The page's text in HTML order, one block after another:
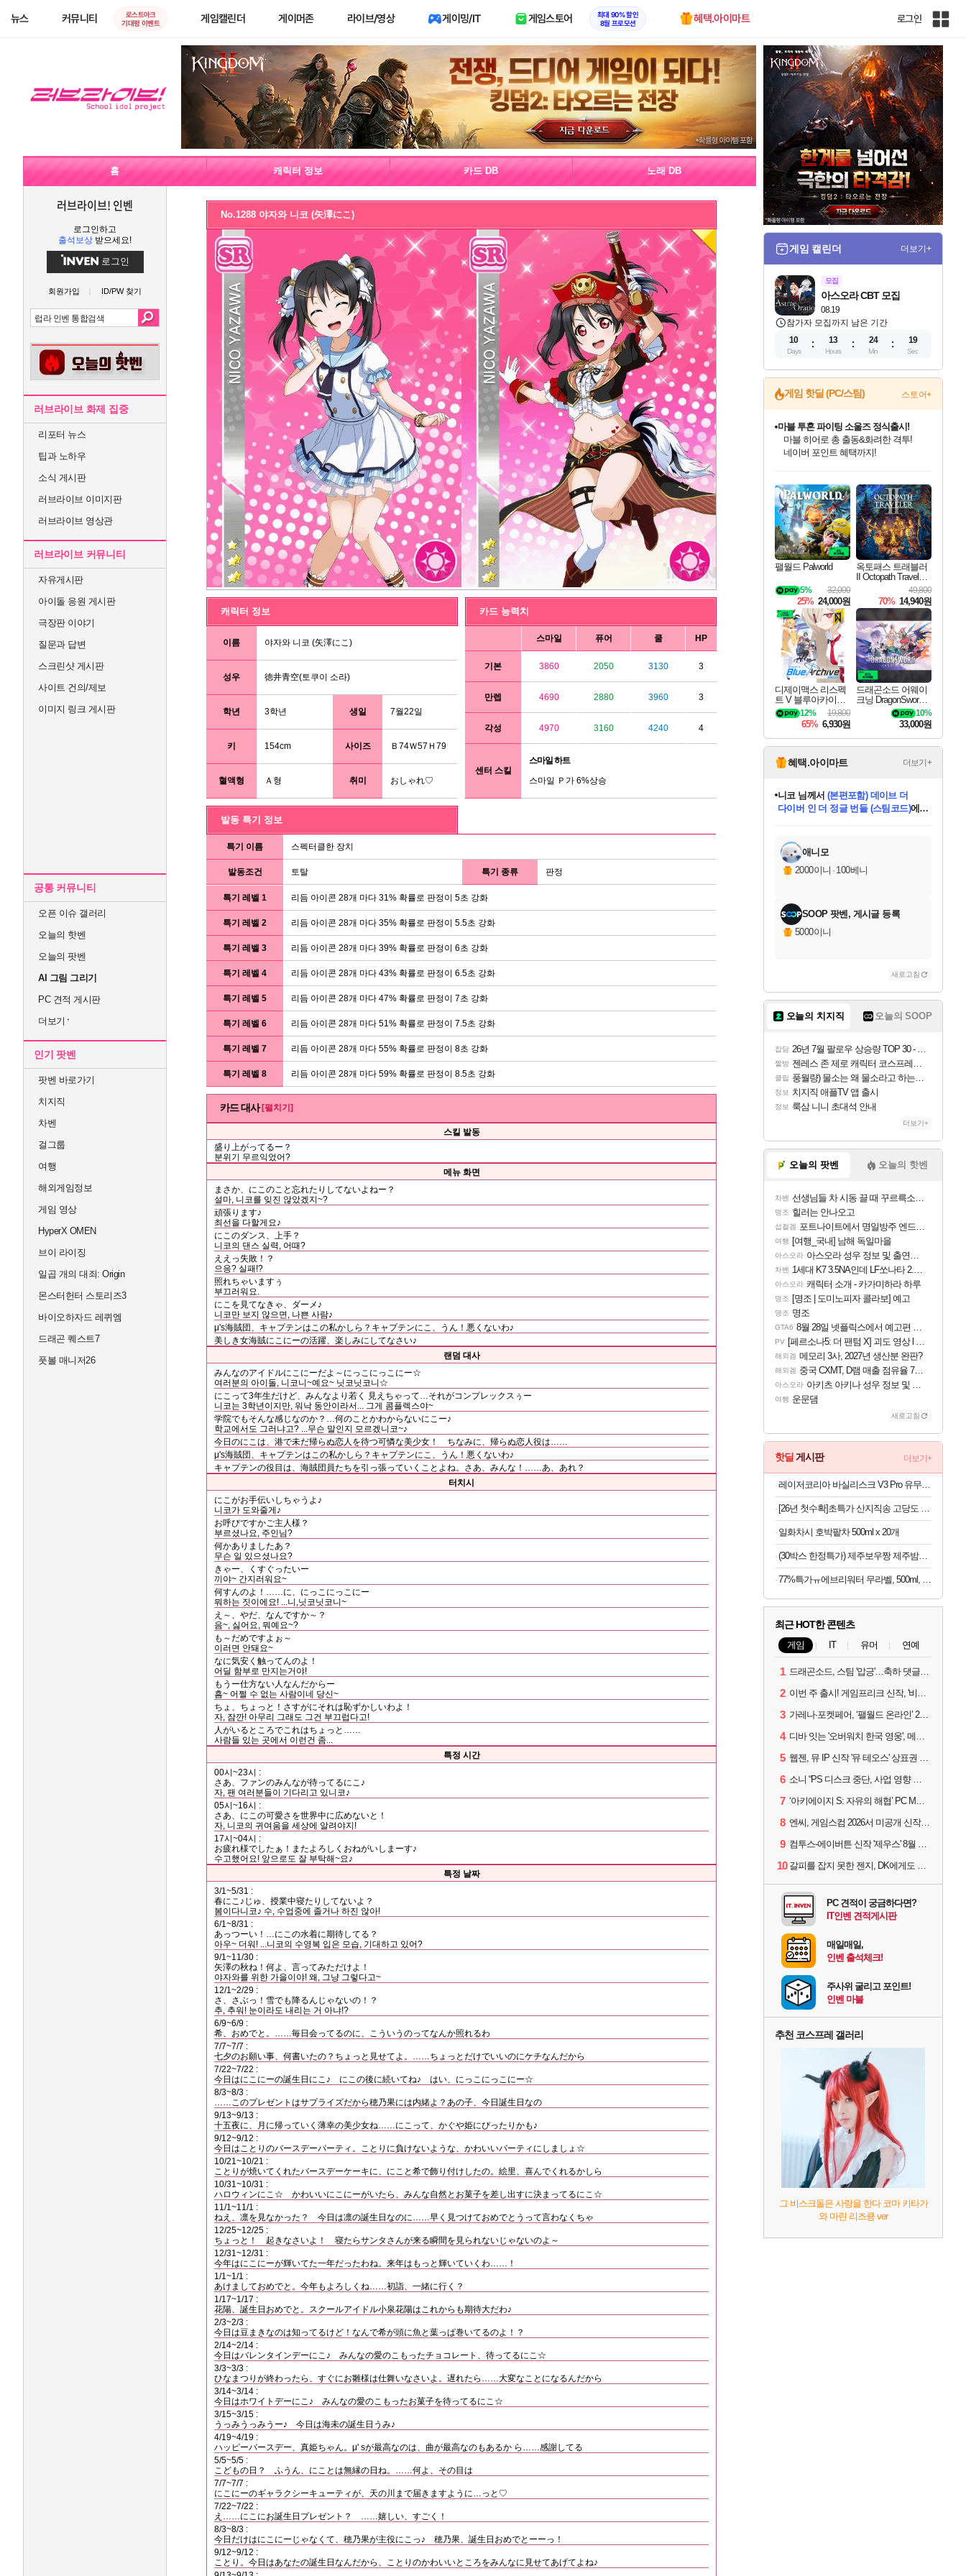
뉴스 커뮤니티
로스트아크
기대평 이벤트
게임캘린더 게이머존 라이브/영상 게이밍/IT 게임스토어
최대 90% 할인
8월 프로모션
혜택.아이마트 로그인
인
전
체
사
이
트
맵
홈 캐릭터 정보 카드 DB 노래 DB
러브라이브! 인벤
로그인하고
출석보상 받으세요!
로그인
회원가입 ID/PW 찾기
러브라이브 화제 집중
리포터 뉴스
팁과 노하우
소식 게시판
러브라이브 이미지판
러브라이브 영상관
러브라이브 커뮤니티
자유게시판
아이돌 응원 게시판
극장판 이야기
질문과 답변
스크린샷 게시판
사이트 건의/제보
이미지 링크 게시판
공통 커뮤니티
오픈 이슈 갤러리
오늘의 핫벤
오늘의 팟벤
AI 그림 그리기
PC 견적 게시판
더보기
인기 팟벤
팟벤 바로가기
치지직
차벤
걸그룹
여행
해외게임정보
게임 영상
HyperX OMEN
브이 라이징
일곱 개의 대죄: Origin
몬스터헌터 스토리즈3
바이오하자드 레퀴엠
드래곤 퀘스트7
풋볼 매니저26
No.1288 야자와 니코 (矢澤にこ)
캐릭터 정보
이름 야자와 니코 (矢澤にこ)
성우 徳井青空(토쿠이 소라)
학년 3학년 생일 7월22일
키 154cm 사이즈 Ｂ74Ｗ57Ｈ79
혈액형 Ａ형 취미 おしゃれ♡
카드 능력치
스마일 퓨어 쿨 HP
기본 3860 2050 3130 3
만렙 4690 2880 3960 3
각성 4970 3160 4240 4
센터 스킬
스마일 하트
스마일 Ｐ가 6%상승
발동 특기 정보
특기 이름 스펙터클한 장치
발동조건 토탈 특기 종류 판정
특기 레벨 1 리듬 아이콘 28개 마다 31% 확률로 판정이 5초 강화
특기 레벨 2 리듬 아이콘 28개 마다 35% 확률로 판정이 5.5초 강화
특기 레벨 3 리듬 아이콘 28개 마다 39% 확률로 판정이 6초 강화
특기 레벨 4 리듬 아이콘 28개 마다 43% 확률로 판정이 6.5초 강화
특기 레벨 5 리듬 아이콘 28개 마다 47% 확률로 판정이 7초 강화
특기 레벨 6 리듬 아이콘 28개 마다 51% 확률로 판정이 7.5초 강화
특기 레벨 7 리듬 아이콘 28개 마다 55% 확률로 판정이 8초 강화
특기 레벨 8 리듬 아이콘 28개 마다 59% 확률로 판정이 8.5초 강화
카드 대사[펼치기]
스킬 발동
盛り上がってるー？
분위기 무르익었어?
메뉴 화면
まさか、にこのこと忘れたりしてないよねー？
설마, 니코를 잊진 않았겠지~?
頑張ります♪
최선을 다할게요♪
にこのダンス、上手？
니코의 댄스 실력, 어때?
ええっ失敗！？
으응? 실패!?
照れちゃいますぅ
부끄러워요.
にこを見てなきゃ、ダーメ♪
니코만 보지 않으면, 나쁜 사람♪
μ's海賊団、キャプテンはこの私かしら？キャプテンにこ、うん！悪くないわ♪
美しき女海賊にこにーの活躍、楽しみにしてなさい♪
랜덤 대사
みんなのアイドルにこにーだよ～にっこにっこにー☆
여러분의 아이돌, 니코니~예요~ 닛코닛코니☆
にこって3年生だけど、みんなより若く 見えちゃって…それがコンプレックスぅー
니코는 3학년이지만, 워낙 동안이라서... 그게 콤플렉스야~
学院でもそんな感じなのか？…何のことかわからないにこー♪
학교에서도 그러냐고? ...무슨 말인지 모르겠니코~♪
今日のにこは、港で未だ帰らぬ恋人を待つ可憐な美少女！ ちなみに、帰らぬ恋人役は……
μ's海賊団、キャプテンはこの私かしら？キャプテンにこ、うん！悪くないわ♪
キャプテンの役目は、海賊団員たちを引っ張っていくことよね。さあ、みんな！……あ、あれ？
터치시
にこがお手伝いしちゃうよ♪
니코가 도와줄게♪
お呼びですかご主人様？
부르셨나요, 주인님?
何かありましたあ？
무슨 일 있으셨나요?
きゃー、くすぐったいー
끼야~ 간지러워요~
何すんのよ！……に、にっこにっこにー
뭐하는 짓이에요! ...니,닛코닛코니~
え～、やだ、なんですか～？
음~, 싫어요, 뭐예요~?
も～だめですよぉ～
이러면 안돼요~
なに気安く触ってんのよ！
어딜 함부로 만지는거야!
もうー仕方ない人なんだからー
흠~ 어쩔 수 없는 사람이네 당신~
ちょ、ちょっと！さすがにそれは恥ずかしいわよ！
자, 잠깐! 아무리 그래도 그건 부끄럽다고!
人がいるところでこれはちょっと……
사람들 있는 곳에서 이런건 좀...
특정 시간
00시~23시 :
さあ、ファンのみんなが待ってるにこ♪
자, 팬 여러분들이 기다리고 있니코♪
05시~16시 :
さあ、にこの可愛さを世界中に広めないと！
자, 니코의 귀여움을 세상에 알려야지!
17시~04시 :
お疲れ様でしたぁ！またよろしくおねがいしまーす♪
수고했어요! 앞으로도 잘 부탁해~요♪
특정 날짜
3/1~5/31 :
春にこ♪じゅ、授業中寝たりしてないよ？
봄이다니코♪ 수, 수업중에 졸거나 하진 않아!
6/1~8/31 :
あっつーい！…にこの水着に期待してる？
아우~ 더워! ...니코의 수영복 입은 모습, 기대하고 있어?
9/1~11/30 :
矢澤の秋ね！何よ、言ってみただけよ！
야자와를 위한 가을이야! 왜, 그냥 그렇다고~
12/1~2/29 :
さ、さぶっ！雪でも降るんじゃないの！？
추, 추워! 눈이라도 내리는 거 아냐!?
6/9~6/9 :
希、おめでと。……毎日会ってるのに、こういうのってなんか照れるわ
7/7~7/7 :
七夕のお願い事、何書いたの？ちょっと見せてよ。……ちょっとだけでいいのにケチなんだから
7/22~7/22 :
今日はにこにーの誕生日にこ♪ にこの後に続いてね♪ はい、にっこにっこにー☆
8/3~8/3 :
……このプレゼントはサプライズだから穂乃果には内緒よ？あの子、今日誕生日なの
9/13~9/13 :
十五夜に、月に帰っていく薄幸の美少女ね……にこって、かぐや姫にぴったりかも♪
9/12~9/12 :
今日はことりのバースデーパーティ。ことりに負けないような、かわいいパーティにしましょ☆
10/21~10/21 :
ことりが焼いてくれたバースデーケーキに、にこと希で飾り付けしたの。絵里、喜んでくれるかしら
10/31~10/31 :
ハロウィンにこ☆ かわいいにこにーがいたら、みんな自然とお菓子を差し出すに決まってるにこ☆
11/1~11/1 :
ねえ、凛を見なかった？ 今日は凛の誕生日なのに……早く見つけておめでとうって言わなくちゃ
12/25~12/25 :
ちょっと！ 起きなさいよ！ 寝たらサンタさんが来る瞬間を見られないじゃないのよ～
12/31~12/31 :
今年はにこにーが輝いてた一年だったわね。来年はもっと輝いていくわ……！
1/1~1/1 :
あけましておめでと。今年もよろしくね……初詣、一緒に行く？
1/17~1/17 :
花陽、誕生日おめでと。スクールアイドル小泉花陽はこれからも期待大だわ♪
2/3~2/3 :
今日は豆まきなのは知ってるけど！なんで希が頭に魚と葉っぱ巻いてるのよ！？
2/14~2/14 :
今日はバレンタインデーにこ♪ みんなの愛のこもったチョコレート、待ってるにこ☆
3/3~3/3 :
ひなまつりが終わったら、すぐにお雛様は仕舞いなさいよ。遅れたら……大変なことになるんだから
3/14~3/14 :
今日はホワイトデーにこ♪ みんなの愛のこもったお菓子を待ってるにこ☆
3/15~3/15 :
うっみうっみうー♪ 今日は海未の誕生日うみ♪
4/19~4/19 :
ハッピーバースデー、真姫ちゃん。μ' sが最高なのは、曲が最高なのもあるか ら……感謝してる
5/5~5/5 :
こどもの日？ ふうん、にことは無縁の日ね。……何よ、その目は
7/7~7/7 :
にこにーのギャラクシーキューティが、天の川まで届きますように…っと♡
7/22~7/22 :
え……にこにお誕生日プレゼント？ ……嬉しい、すごく！
8/3~8/3 :
今日だけはにこにーじゃなくて、穂乃果が主役にこっ♪ 穂乃果、誕生日おめでとーーっ！
9/12~9/12 :
ことり。今日はあなたの誕生日なんだから、ことりのかわいいところをみんなに見せてあげてよね♪
게임 캘린더 더보기+
모집
08.19
아스오라 CBT 모집
참가자 모집까지 남은 기간
10
Days
13
Hours
24
Min
18
Sec
게임 핫딜 (PC/스팀) 스토어+
최대 90% 할인가를 만나보세요!
네이버혜택과 함께 만나보세요!
50%할인&추가 적립까지!
네이버 포인트 혜택까지!
귀무자: 검의 길 예약 판매 중!
10% 할인과
이니&베니 혜택까지!
네이버 혜택가와 함께 예약하세요!
할인&네이버혜택으로 만나보세요!
네이버페이 혜택과 만나보세요!
40주년 프로모션으로 만나보세요!
할인가에 만나보세요!
일부 에디션 상시 할인!
혜택으로 예약 판매 중
편안하게 충전하세요
팰월드 Palworld
32,000
5%
25% 24,000원
옥토패스 트래블러
II Octopath Traveler I
49,800
70% 14,940원
디제이맥스 리스펙
트 V 블루아카이브
팩 DJMAX RESPE
CT V Blue Archive P
ack DLC
19,800
12%
65% 6,930원
드래곤소드 어웨이
크닝 DragonSword A
10%
33,000원
혜택.아이마트 더보기+
교환.
당첨되셨습니다.
니코님께서 (본편포함) 데이브 더
다이버 인 더 정글 번들 (스팀코드)에
당첨되셨습니다.
당첨되셨습니다.
당첨되셨습니다.
당첨되셨습니다.
당첨되셨습니다.
에디션 (스팀코드)
당첨되셨습니다.
애니모
2000이니 · 100베니
SOOP 팟벤, 게시글 등록
5000이니
새로고침
오늘의 치지직 오늘의 SOOP
잡담 26년 7월 팔로우 상승량 TOP 30 - 월간 치지직
짤방 젠레스 존 제로 캐릭터 코스프레한 꽁주
클립 풍월량) 물소는 왜 물소라고 하는거야? 아! 그만 ㅋㅋ
정보 치지직 애플TV 앱 출시
정보 룩삼 니니 초대석 안내
더보기+
오늘의 팟벤 오늘의 핫벤
차벤 선생님들 차 시동 끌 때 꾸르륵소리나는데
명조 힐러는 안나오고
섭컬겜 포트나이트에서 명일방주 엔드필드 [펠리카] 판매 예정
여행 [여행_국내] 남해 독일마을
아스오라 아스오라 성우 정보 및 출연작 모음
차벤 1세대 K7 3.5NA인데 LF쏘나타 2.0NA 기변하면 유류비 절약이 얼마나 될까요..?
아스오라 캐릭터 소개 - 카가미하라 하루
명조 [명조 | 도미노피자 콜라보] 예고
명조 명조
GTA6 8월 28일 넷플릭스에서 예고편 공개 예정
PV [페르소나5: 더 팬텀 X] 괴도 영상 l 타카마키 안·댄싱 스타
해외겜 메모리 3사, 2027년 생산분 완판?
해외겜 중국 CXMT, D램 매출 점유율 7%…글로벌 4위로 부상
아스오라 아키츠 아키나 성우 정보 및 주요 필모
여행 운문댐
새로고침
핫딜 게시판 더보기+
레이저코리아 바실리스크 V3 Pro 유무선 게이밍 마우스 35K / 블랙
[26년 첫수확]초특가 산지직송 고당도 딱복 차돌복숭아, 1박스, 2kg (9-10과)
일화차시 호박팥차 500ml x 20개
(30박스 한정특가) 제주보우짱 제주밤호박 미니단호박 로얄과 5kg
77%특가ㅠ에브리워터 무라벨, 500ml, 40개
최근 HOT한 콘텐츠
게임 IT 유머 연예
1 드래곤소드, 스팀 '압긍'…축하 댓글 달고 게임 코드 받자!
2 이번 주 출시! 게임프리크 신작, '비스트 오브 리인카네이션'
3 가레나·포켓페어, ‘팰월드 온라인’ 2026년 출시 예고
4 디바 잇는 '오버워치 한국 영웅', 메카 파일럿 디몬 나온다
5 웹젠, 뮤 IP 신작 '뮤 테오스' 상표권 출원
6 소니 “PS 디스크 중단, 사업 영향 없다”
7 ‘아키에이지 S: 자유의 해협’ PC MMORPG로 개발한다
8 엔씨, 게임스컴 2026서 미공개 신작 최초 공개
9 컴투스-에이버튼 신작 '제우스' 8월 26일 출시…"모두를 위한 경쟁"
10 갈피를 잡지 못한 젠지, DK에게도 0:2 패배
PC 견적이 궁금하다면?
IT인벤 견적게시판
매일매일,
인벤 출석체크!
주사위 굴리고 포인트!
인벤 마블
추천 코스프레 갤러리
그 비스크돌은 사랑을 한다 코마 키타가
와 마린 리즈큥 ver